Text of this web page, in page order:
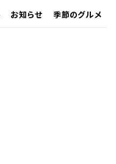
お知らせ 季節のグルメ